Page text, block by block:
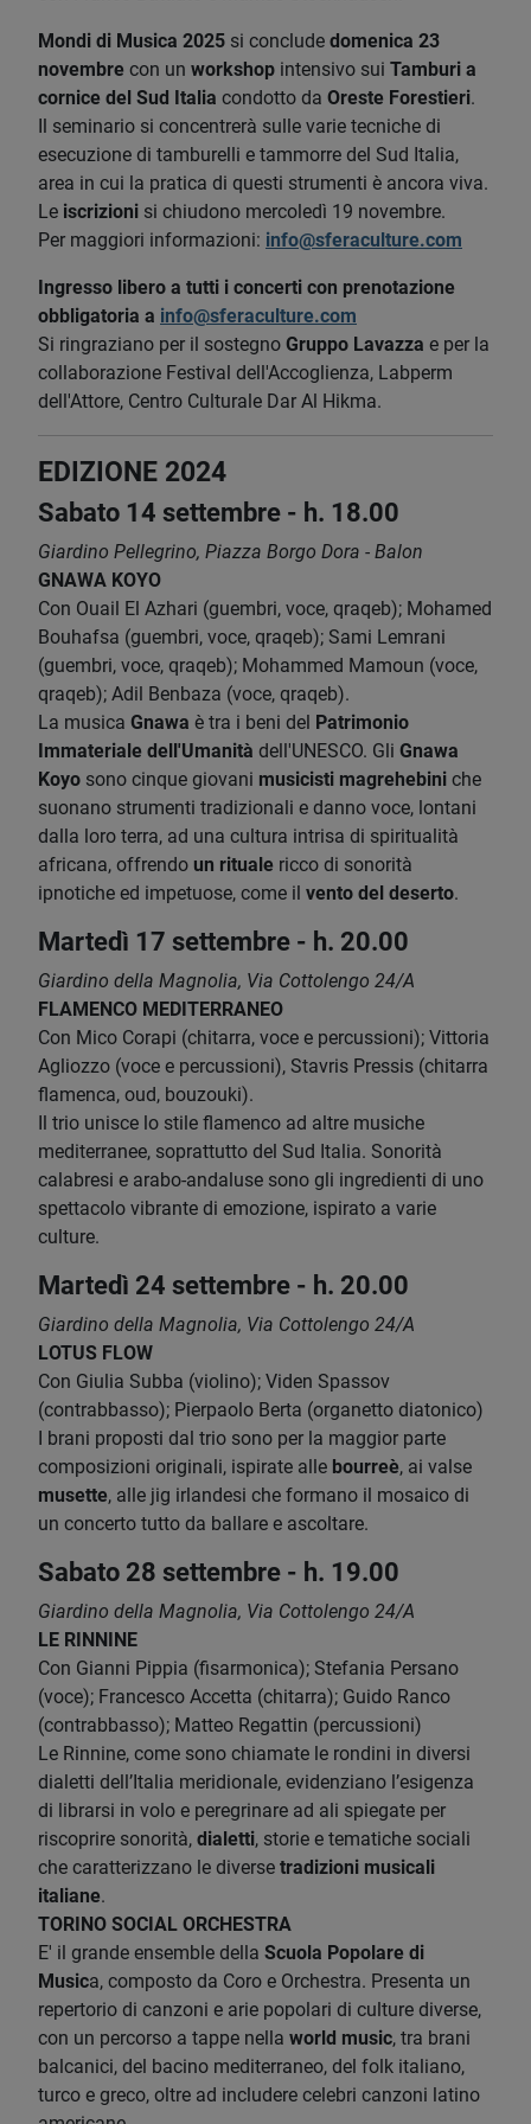
Mondi di Musica 2025 si conclude domenica 23
novembre con un workshop intensivo sui Tamburi a
cornice del Sud Italia condotto da Oreste Forestieri.
Il seminario si concentrerà sulle varie tecniche di
esecuzione di tamburelli e tammorre del Sud Italia,
area in cui la pratica di questi strumenti è ancora viva.
Le iscrizioni si chiudono mercoledì 19 novembre.
Per maggiori informazioni: info@sferaculture.com
Ingresso libero a tutti i concerti con prenotazione
obbligatoria a info@sferaculture.com
Si ringraziano per il sostegno Gruppo Lavazza e per la
collaborazione Festival dell'Accoglienza, Labperm
dell'Attore, Centro Culturale Dar Al Hikma.
EDIZIONE 2024
Sabato 14 settembre - h. 18.00
Giardino Pellegrino, Piazza Borgo Dora - Balon
GNAWA KOYO
Con Ouail El Azhari (guembri, voce, qraqeb); Mohamed
Bouhafsa (guembri, voce, qraqeb); Sami Lemrani
(guembri, voce, qraqeb); Mohammed Mamoun (voce,
qraqeb); Adil Benbaza (voce, qraqeb).
La musica Gnawa è tra i beni del Patrimonio
Immateriale dell'Umanità dell'UNESCO. Gli Gnawa
Koyo sono cinque giovani musicisti magrehebini che
suonano strumenti tradizionali e danno voce, lontani
dalla loro terra, ad una cultura intrisa di spiritualità
africana, offrendo un rituale ricco di sonorità
ipnotiche ed impetuose, come il vento del deserto.
Martedì 17 settembre - h. 20.00
Giardino della Magnolia, Via Cottolengo 24/A
FLAMENCO MEDITERRANEO
Con Mico Corapi (chitarra, voce e percussioni); Vittoria
Agliozzo (voce e percussioni), Stavris Pressis (chitarra
flamenca, oud, bouzouki).
Il trio unisce lo stile flamenco ad altre musiche
mediterranee, soprattutto del Sud Italia. Sonorità
calabresi e arabo-andaluse sono gli ingredienti di uno
spettacolo vibrante di emozione, ispirato a varie
culture.
Martedì 24 settembre - h. 20.00
Giardino della Magnolia, Via Cottolengo 24/A
LOTUS FLOW
Con Giulia Subba (violino); Viden Spassov
(contrabbasso); Pierpaolo Berta (organetto diatonico)
I brani proposti dal trio sono per la maggior parte
composizioni originali, ispirate alle bourreè, ai valse
musette, alle jig irlandesi che formano il mosaico di
un concerto tutto da ballare e ascoltare.
Sabato 28 settembre - h. 19.00
Giardino della Magnolia, Via Cottolengo 24/A
LE RINNINE
Con Gianni Pippia (fisarmonica); Stefania Persano
(voce); Francesco Accetta (chitarra); Guido Ranco
(contrabbasso); Matteo Regattin (percussioni)
Le Rinnine, come sono chiamate le rondini in diversi
dialetti dell’Italia meridionale, evidenziano l’esigenza
di librarsi in volo e peregrinare ad ali spiegate per
riscoprire sonorità, dialetti, storie e tematiche sociali
che caratterizzano le diverse tradizioni musicali
italiane.
TORINO SOCIAL ORCHESTRA
E' il grande ensemble della Scuola Popolare di
Musica, composto da Coro e Orchestra. Presenta un
repertorio di canzoni e arie popolari di culture diverse,
con un percorso a tappe nella world music, tra brani
balcanici, del bacino mediterraneo, del folk italiano,
turco e greco, oltre ad includere celebri canzoni latino